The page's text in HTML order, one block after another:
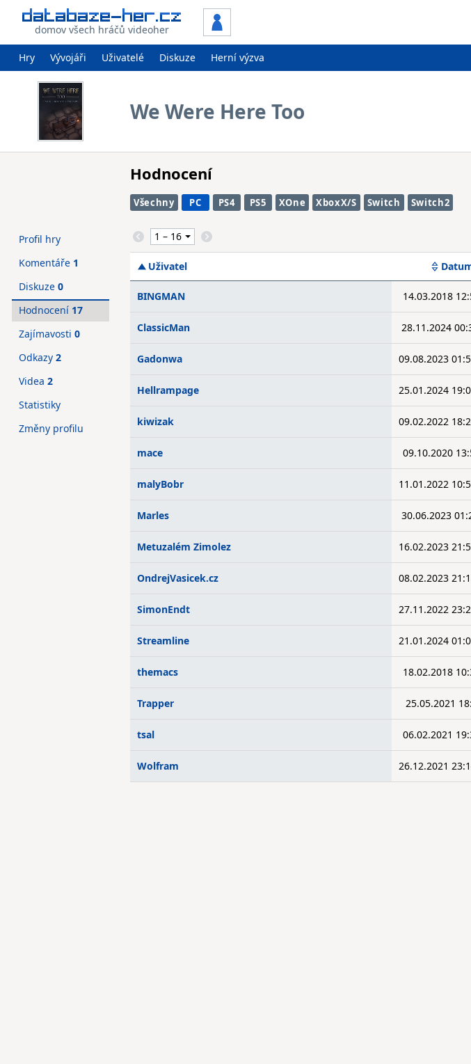
domov všech hráčů videoher
Hry Vývojáři Uživatelé Diskuze Herní výzva
We Were Here Too
Hodnocení
Všechny PC PS4 PS5 XOne XboxX/S Switch Switch2
Uživatel
BINGMAN 14.03.2018
ClassicMan 28.11.2024
Gadonwa 09.08.2023
Hellrampage 25.01.2024
kiwizak 09.02.2022
mace 09.10.2020
malyBobr 11.01.2022
Marles 30.06.2023
Metuzalém Zimolez 16.02.2023
OndrejVasicek.cz 08.02.2023
SimonEndt 27.11.2022
Streamline 21.01.2024
themacs 18.02.2018
Trapper 25.05.2021
tsal 06.02.2021
Wolfram 26.12.2021
Profil hry
Komentáře 1
Diskuze 0
Hodnocení 17
Zajímavosti 0
Odkazy 2
Videa 2
Statistiky
Změny profilu